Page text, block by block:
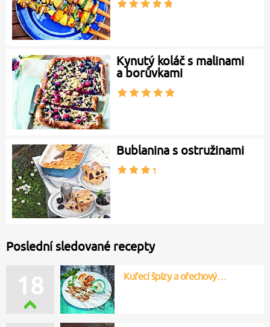
Kynutý koláč s malinami
a borůvkami
Bublanina s ostružinami
Poslední sledované recepty
18 Kuřecí špízy a ořechový…